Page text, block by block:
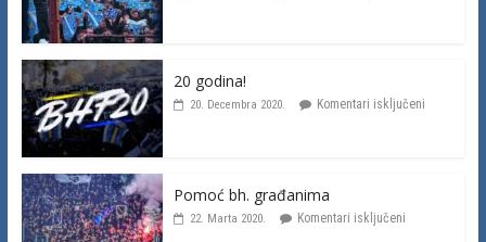
20 godina!
20. Decembra 2020. Komentari isključeni
Pomoć bh. građanima
22. Marta 2020. Komentari isključeni